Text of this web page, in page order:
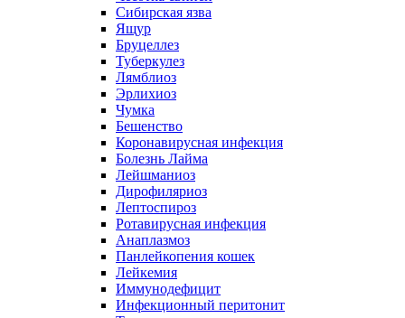
Сибирская язва
Ящур
Бруцеллез
Туберкулез
Лямблиоз
Эрлихиоз
Чумка
Бешенство
Коронавирусная инфекция
Болезнь Лайма
Лейшманиоз
Дирофиляриоз
Лептоспироз
Ротавирусная инфекция
Анаплазмоз
Панлейкопения кошек
Лейкемия
Иммунодефицит
Инфекционный перитонит